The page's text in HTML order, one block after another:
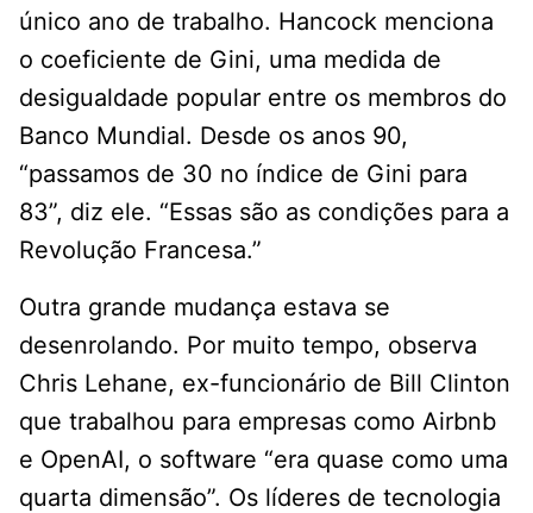
único ano de trabalho. Hancock menciona
o coeficiente de Gini, uma medida de
desigualdade popular entre os membros do
Banco Mundial. Desde os anos 90,
“passamos de 30 no índice de Gini para
83”, diz ele. “Essas são as condições para a
Revolução Francesa.”
Outra grande mudança estava se
desenrolando. Por muito tempo, observa
Chris Lehane, ex-funcionário de Bill Clinton
que trabalhou para empresas como Airbnb
e OpenAI, o software “era quase como uma
quarta dimensão”. Os líderes de tecnologia